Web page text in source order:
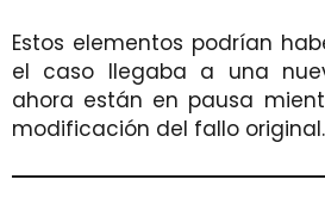
Estos elementos podrían
el caso llegaba a una
ahora están en pausa
modificación del fallo original.